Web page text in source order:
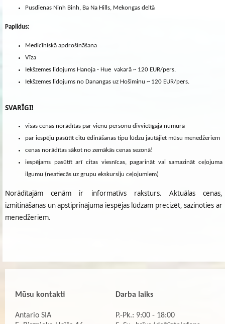
Pusdienas Ninh Binh, Ba Na Hills, Mekongas deltā
Papildus:
Medicīniskā apdrošināšana
Vīza
Iekšzemes lidojums Hanoja - Hue vakarā ~ 120 EUR/pers.
Iekšzemes lidojums no Danangas uz Hošiminu ~ 120 EUR/pers.
SVARĪGI!
visas cenas norādītas par vienu personu divvietīgajā numurā
par iespēju pasūtīt citu ēdināšanas tipu lūdzu jautājiet mūsu menedžeriem
cenas norādītas sākot no zemākās cenas sezonā!
iespējams pasūtīt arī citas viesnīcas, pagarināt vai samazināt ceļojuma
ilgumu (neatiecās uz grupu ekskursiju ceļojumiem)
Norādītajām cenām ir informatīvs raksturs. Aktuālas cenas,
izmitināšanas un apstiprinājuma iespējas lūdzam precizēt, sazinoties ar
menedžeriem.
Mūsu kontakti
Antario SIA
Darba laiks
P.-Pk.: 9:00 - 18:00